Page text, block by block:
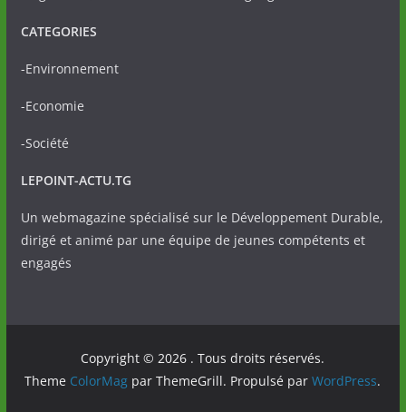
CATEGORIES
-Environnement
-Economie
-Société
LEPOINT-ACTU.TG
Un webmagazine spécialisé sur le Développement Durable,
dirigé et animé par une équipe de jeunes compétents et
engagés
Copyright © 2026 . Tous droits réservés.
Theme ColorMag par ThemeGrill. Propulsé parWordPress.